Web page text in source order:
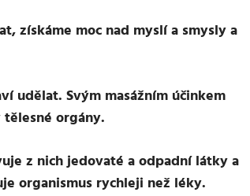
získáme moc nad myslí a smysly a
Svým masážním účinkem
tělesné orgány.
z nich jedovaté a odpadní látky a
organismus rychleji než léky.